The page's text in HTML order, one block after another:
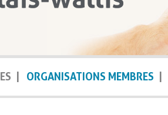
ORGANISATIONS MEMBRES